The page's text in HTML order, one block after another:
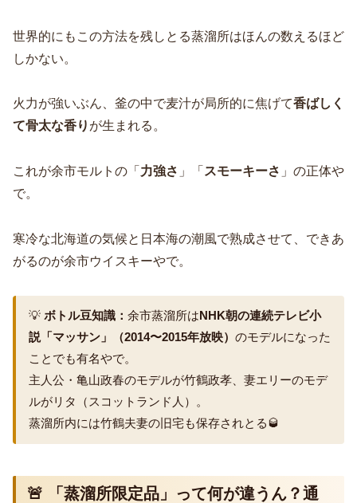
世界的にもこの方法を残しとる蒸溜所はほんの数えるほど
しかない。
火力が強いぶん、釜の中で麦汁が局所的に焦げて香ばしく
て骨太な香り が生まれる。
これが余市モルトの「 力強さ 」「 スモーキーさ 」の正体や
で。
寒冷な北海道の気候と日本海の潮風で熟成させて、できあ
がるのが余市ウイスキーやで。
💡 ボトル豆知識： 余市蒸溜所はNHK朝の連続テレビ小
説「マッサン」（2014〜2015年放映） のモデルになった
ことでも有名やで。
主人公・亀山政春のモデルが竹鶴政孝、妻エリーのモデ
ルがリタ（スコットランド人）。
蒸溜所内には竹鶴夫妻の旧宅も保存されとる🥃
🚨 「蒸溜所限定品」って何が違うん？通